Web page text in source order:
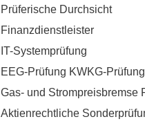
Prüferische Durchsicht
Finanzdienstleister
IT-Systemprüfung
EEG-Prüfung KWKG-Prüfung
Gas- und Strompreisbremse
Aktienrechtliche